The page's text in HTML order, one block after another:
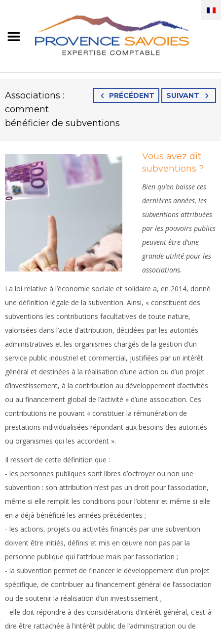
PRÉCÉDENT SUIVANT
Associations :
comment
bénéficier de subventions
Vous avez dit
subventions ?
Bien qu’en baisse ces
dernières années, les
subventions attribuées
par les pouvoirs publics
peuvent être d’une
grande utilité pour les
associations.
La loi relative à l’économie sociale et solidaire a, en 2014, donné
une définition légale de la subvention. Ainsi, « constituent des
subventions les contributions facultatives de toute nature,
valorisées dans l’acte d’attribution, décidées par les autorités
administratives et les organismes chargés de la gestion d’un
service public industriel et commercial, justifiées par un intérêt
général et destinées à la réalisation d’une action ou d’un projet
d’investissement, à la contribution au développement d’activités
ou au financement global de l’activité » d’une association. Ces
contributions ne pouvant « constituer la rémunération de
prestations individualisées répondant aux besoins des autorités
ou organismes qui les accordent ».
Il ressort de cette définition que :
- les personnes publiques sont libres d’octroyer ou non une
subvention : son attribution n’est pas un droit pour l’association,
même si elle remplit les conditions pour l’obtenir et même si elle
en a déjà bénéficié les années précédentes ;
- les actions, projets ou activités financés par une subvention
doivent être initiés, définis et mis en œuvre non pas par la
personne publique qui l’attribue mais par l’association ;
- la subvention permet de financer le développement d’un projet
spécifique, de contribuer au financement général de l’association
ou de soutenir la réalisation d’un investissement ;
- elle doit répondre à des considérations d’intérêt général, c’est-à-
dire être rattachée à l’intérêt public de l’administration ou de